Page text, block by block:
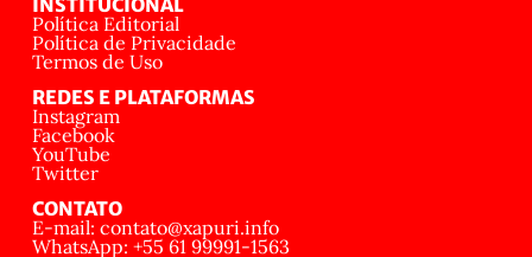
INSTITUCIONAL
Política Editorial
Política de Privacidade
Termos de Uso
REDES E PLATAFORMAS
Instagram
Facebook
YouTube
Twitter
CONTATO
E-mail: contato@xapuri.info
WhatsApp: +55 61 99991-1563